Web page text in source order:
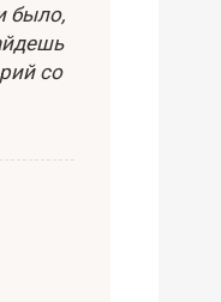
было,
со